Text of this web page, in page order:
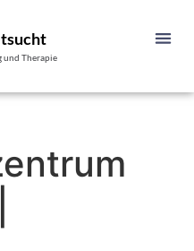
und Therapie